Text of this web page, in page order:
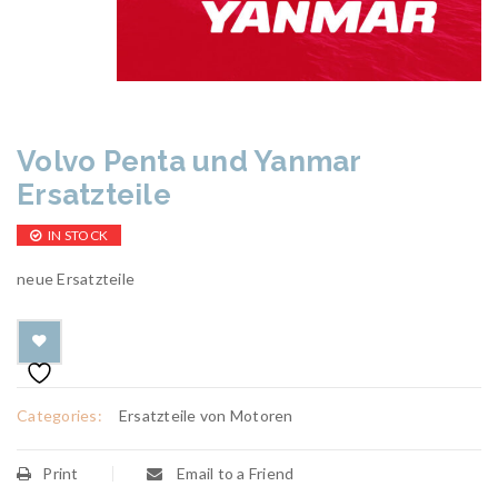
Volvo Penta und Yanmar
Ersatzteile
IN STOCK
neue Ersatzteile
Categories: Ersatzteile von Motoren
Print Email to a Friend